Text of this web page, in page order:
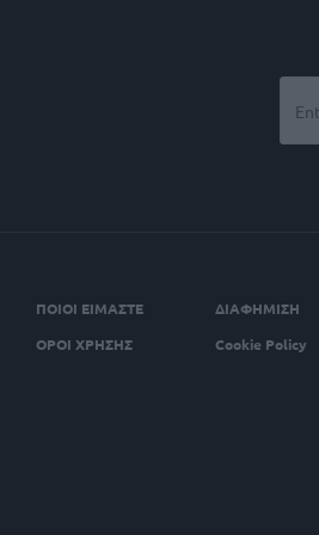
ΠΟΙΟΙ ΕΙΜΑΣΤΕ ΔΙΑΦΗΜΙΣΗ
ΟΡΟΙ ΧΡΗΣΗΣ
Cookie Policy